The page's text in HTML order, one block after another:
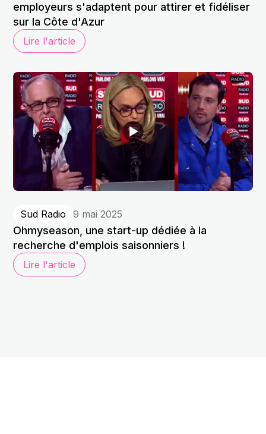
employeurs s'adaptent pour attirer et fidéliser
sur la Côte d'Azur
Lire l'article
Sud Radio 9 mai 2025
Ohmyseason, une start-up dédiée à la
recherche d'emplois saisonniers !
Lire l'article